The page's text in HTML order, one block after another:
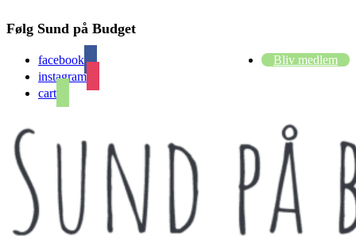
Følg Sund på Budget
facebook
instagram
cart
Bliv medlem